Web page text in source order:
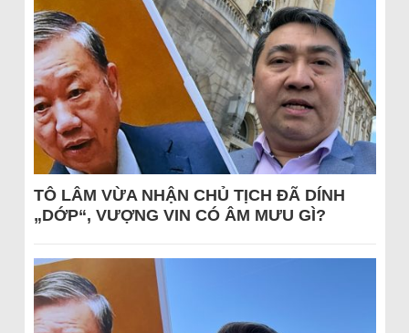
TÔ LÂM VỪA NHẬN CHỦ TỊCH ĐÃ DÍNH
„DỚP“, VƯỢNG VIN CÓ ÂM MƯU GÌ?